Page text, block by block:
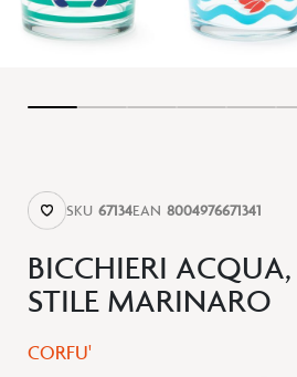
BICCHIERI ACQUA,
STILE MARINARO
SKU 67134EAN 8004976671341
CORFU'